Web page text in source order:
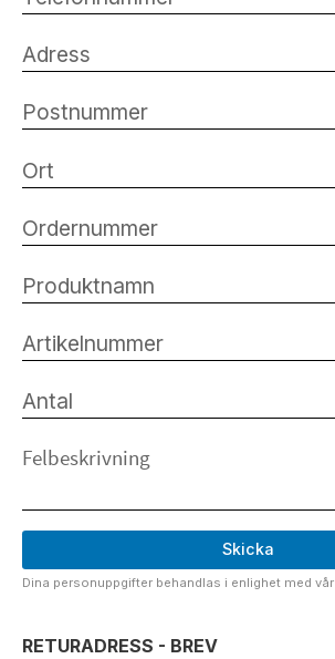
Skicka
Dina personuppgifter behandlas i enlighet med vår
RETURADRESS - BREV